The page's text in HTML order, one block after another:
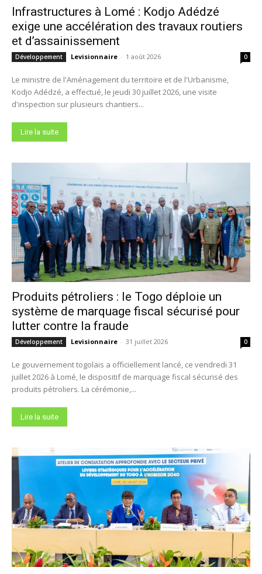
Infrastructures à Lomé : Kodjo Adédzé
exige une accélération des travaux routiers
et d’assainissement
Développement Levisionnaire - 1 août 2026 0
Le ministre de l'Aménagement du territoire et de l'Urbanisme,
Kodjo Adédzé, a effectué, le jeudi 30 juillet 2026, une visite
d'inspection sur plusieurs chantiers...
Lire la suite
Produits pétroliers : le Togo déploie un
système de marquage fiscal sécurisé pour
lutter contre la fraude
Développement Levisionnaire - 31 juillet 2026 0
Le gouvernement togolais a officiellement lancé, ce vendredi 31
juillet 2026 à Lomé, le dispositif de marquage fiscal sécurisé des
produits pétroliers. La cérémonie,...
Lire la suite